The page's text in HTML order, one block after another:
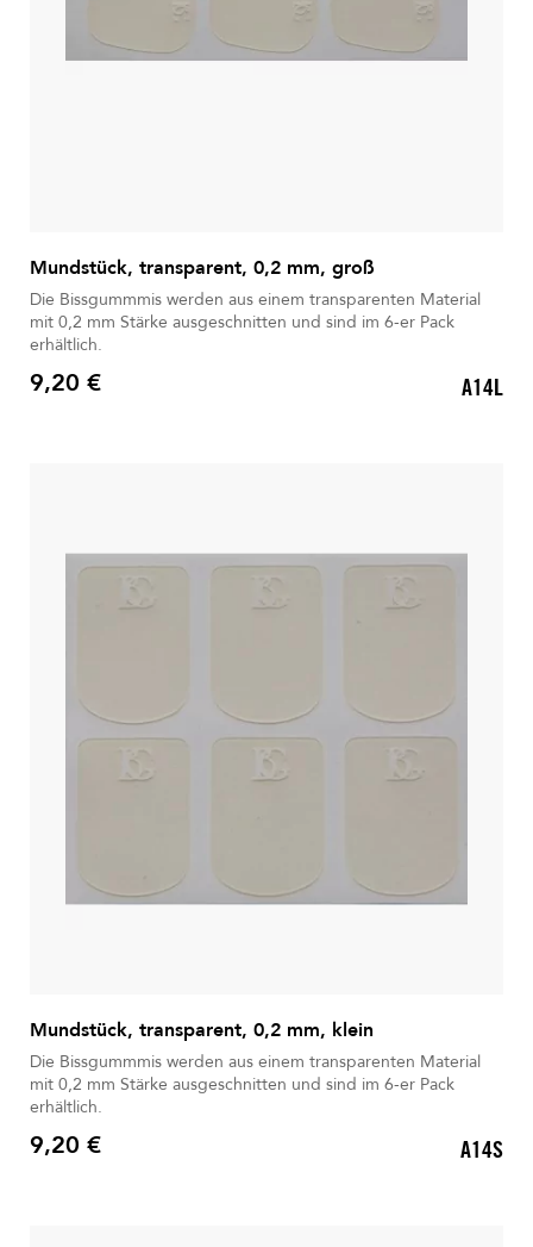
Mundstück, transparent, 0,2 mm, groß
Die Bissgummmis werden aus einem transparenten Material
mit 0,2 mm Stärke ausgeschnitten und sind im 6-er Pack
erhältlich.
Preis
9,20 € A14L
Mundstück, transparent, 0,2 mm, klein
Die Bissgummmis werden aus einem transparenten Material
mit 0,2 mm Stärke ausgeschnitten und sind im 6-er Pack
erhältlich.
Preis
9,20 € A14S